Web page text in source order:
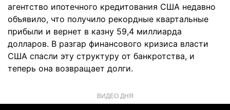
агентство ипотечного кредитования США недавно
объявило, что получило рекордные квартальные
прибыли и вернет в казну 59,4 миллиарда
долларов. В разгар финансового кризиса власти
США спасли эту структуру от банкротства, и
теперь она возвращает долги.
ВИДЕО ДНЯ